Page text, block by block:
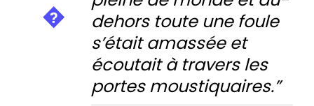
dehors toute une foule
s’était amassée et
écoutait à travers les
portes moustiquaires.”